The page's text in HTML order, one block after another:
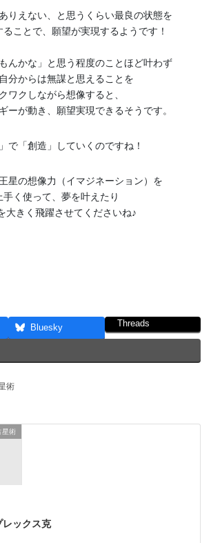
りえない、と思うくらい最良の状態を
ことで、願望が実現するようです！
んかな」と思う程度のことほど叶わず
分からは無謀と思えることを
ワクしながら想像すると、
ーが動き、願望実現できるそうです。
」で「創造」していくのですね！
星の想像力（イマジネーション）を
手く使って、夢を叶えたり
大きく飛躍させてくださいね♪
Bluesky Threads
術
星術
レックス克